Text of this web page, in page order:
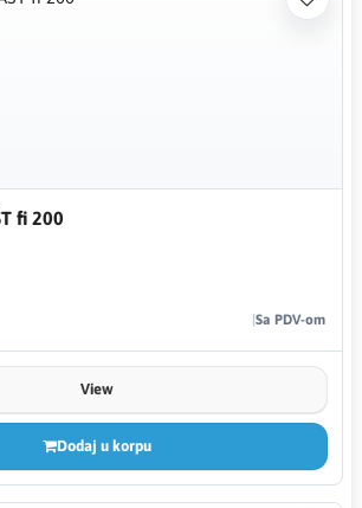
BETONSKI PLAŠT fi 200
Sa PDV-om
View
Dodaj u korpu